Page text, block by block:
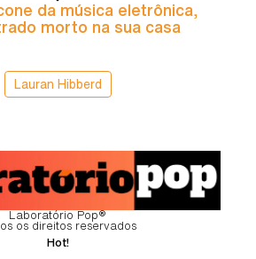
da música eletrônica,
morto na sua casa
Lauran Hibberd
Laboratório Pop®
os direitos reservados
Hot!